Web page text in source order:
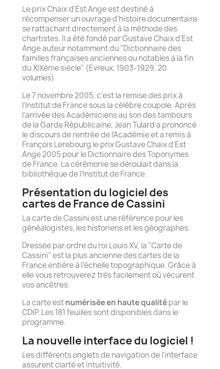
Le prix Chaix d'Est Ange est destiné à
récompenser un ouvrage d'histoire documentaire
se rattachant directement à la méthode des
chartistes. Il a été fondé par Gustave Chaix d'Est
Ange auteur notamment du "Dictionnaire des
familles françaises anciennes ou notables à la fin
du XIXème siècle" (Evreux, 1903-1929, 20
volumes)
Le 7 novembre 2005, c'est la remise des prix à
l'Institut de France sous la célèbre coupole. Après
l'arrivée des Académiciens au son des tambours
de la Garde Républicaine, Jean Tulard a prononcé
le discours de rentrée de l'Académie et a remis à
François Lerebourg le prix Gustave Chaix d'Est
Ange 2005 pour le Dictionnaire des Toponymes
de France. La cérémonie se déroulait dans la
bibliothèque de l'Institut de France.
Présentation du logiciel des
cartes de France de Cassini
La carte de Cassini est une référence pour les
généalogistes, les historiens et les géographes.
Dressée par ordre du roi Louis XV, la "Carte de
Cassini" est la plus ancienne des cartes de la
France entière à l'échelle topographique. Grâce à
elle vous retrouverez très facilement où vécurent
vos ancêtres.
La carte estnumérisée en haute qualitépar le
CDIP. Les 181 feuilles sont disponibles dans le
programme.
La nouvelle interface du logiciel !
Les différents onglets de navigation de l'interface
assurent clarté et intuitivité.